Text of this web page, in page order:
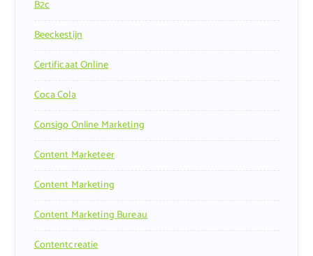
B2c
Beeckestijn
Certificaat Online
Coca Cola
Consigo Online Marketing
Content Marketeer
Content Marketing
Content Marketing Bureau
Contentcreatie